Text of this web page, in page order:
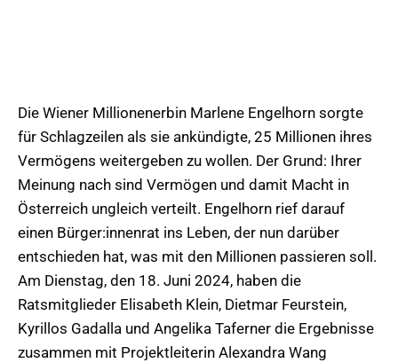
Die Wiener Millionenerbin Marlene Engelhorn sorgte
für Schlagzeilen als sie ankündigte, 25 Millionen ihres
Vermögens weitergeben zu wollen. Der Grund: Ihrer
Meinung nach sind Vermögen und damit Macht in
Österreich ungleich verteilt. Engelhorn rief darauf
einen Bürger:innenrat ins Leben, der nun darüber
entschieden hat, was mit den Millionen passieren soll.
Am Dienstag, den 18. Juni 2024, haben die
Ratsmitglieder Elisabeth Klein, Dietmar Feurstein,
Kyrillos Gadalla und Angelika Taferner die Ergebnisse
zusammen mit Projektleiterin Alexandra Wang